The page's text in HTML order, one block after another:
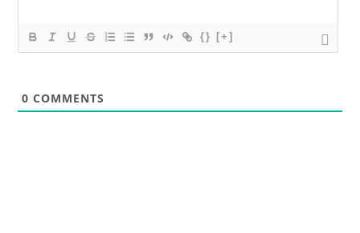
{} [+]
0 COMMENTS